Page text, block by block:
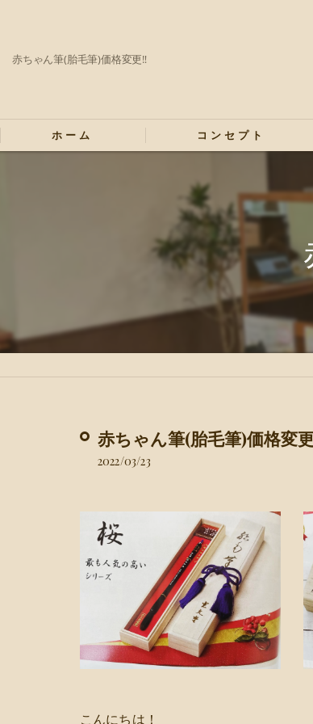
赤ちゃん筆(胎毛筆)価格変更‼️
ホーム コンセプト
赤ちゃん筆(胎毛筆)価格変
2022/03/23
こんにちは！